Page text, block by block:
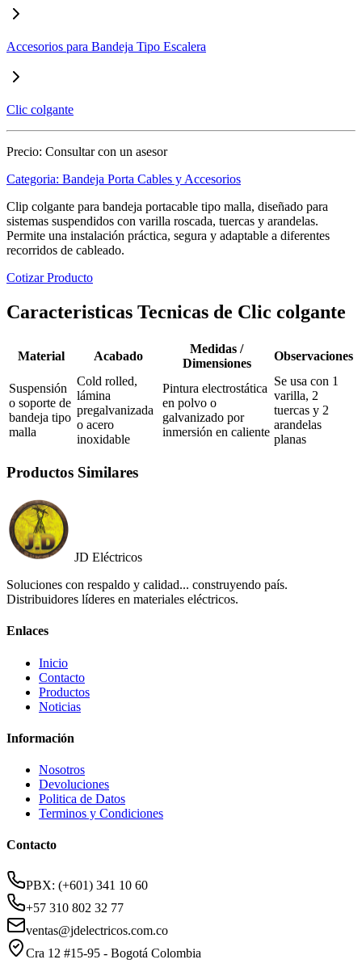
Accesorios para Bandeja Tipo Escalera
Clic colgante
Precio: Consultar con un asesor
Categoria: Bandeja Porta Cables y Accesorios
Clip colgante para bandeja portacable tipo malla, diseñado para
sistemas suspendidos con varilla roscada, tuercas y arandelas.
Permite una instalación práctica, segura y adaptable a diferentes
recorridos de cableado.
Cotizar Producto
Caracteristicas Tecnicas de Clic colgante
Material Acabado
Medidas /
Dimensiones
Observaciones
Suspensión
o soporte de
bandeja tipo
malla
Cold rolled,
lámina
pregalvanizada
o acero
inoxidable
Pintura electrostática
en polvo o
galvanizado por
inmersión en caliente
Se usa con 1
varilla, 2
tuercas y 2
arandelas
planas
Productos Similares
JD Eléctricos
Soluciones con respaldo y calidad... construyendo país.
Distribuidores líderes en materiales eléctricos.
Enlaces
Inicio
Contacto
Productos
Noticias
Información
Nosotros
Devoluciones
Politica de Datos
Terminos y Condiciones
Contacto
PBX: (+601) 341 10 60
+57 310 802 32 77
ventas@jdelectricos.com.co
Cra 12 #15-95 - Bogotá Colombia